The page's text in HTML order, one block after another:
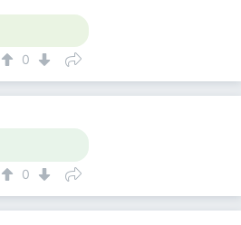
0
0